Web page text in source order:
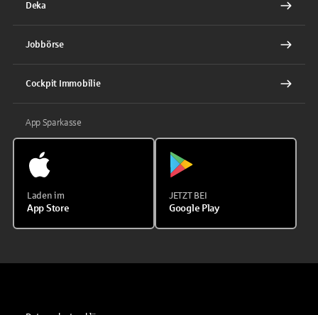
Deka
Jobbörse
Cockpit Immobilie
App Sparkasse
Laden im
App Store
JETZT BEI
Google Play